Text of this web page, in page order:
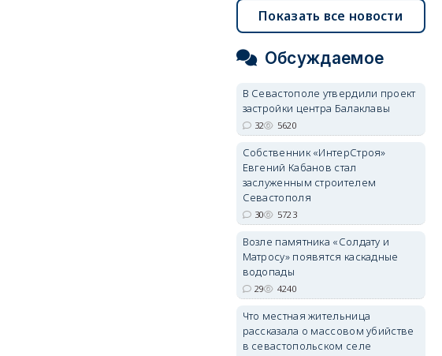
Показать все новости
Обсуждаемое
В Севастополе утвердили проект
застройки центра Балаклавы
32 5620
Собственник «ИнтерСтроя»
Евгений Кабанов стал
заслуженным строителем
Севастополя
30 5723
Возле памятника «Солдату и
Матросу» появятся каскадные
водопады
29 4240
Что местная жительница
рассказала о массовом убийстве
в севастопольском селе